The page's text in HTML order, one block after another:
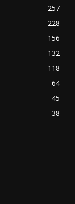
257
228
156
132
118
64
45
38